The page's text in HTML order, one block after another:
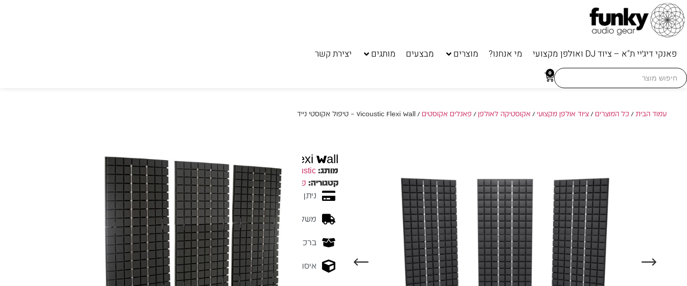
פאנקי דיג׳יי ת"א – ציוד DJ ואולפן מקצועי מי אנחנו? מוצרים מבצעים מותגים יצירת קשר
Search
for:
0
עמוד הבית/ כל המוצרים /ציוד אולפן מקצועי / אקוסטיקה לאולפן / פאנלים אקוסטים / Vicoustic Flexi Wall – טיפול אקוסטי נייד
Vicoustic Flexi Wall – טיפול אקוסטי נייד
מותג: Vicoustic
קטגוריה: פאנלים אקוסטים
ניתן לשלם עד 10 תשלומים ללא ריבית
משלוח מהיר - זמן אספקה בין 3-5 ימי עסקים
ברכישה מעל 700 ש״ח - המשלוח חינם
איסוף עצמי מהיר - מקוה ישראל 6 ת״א